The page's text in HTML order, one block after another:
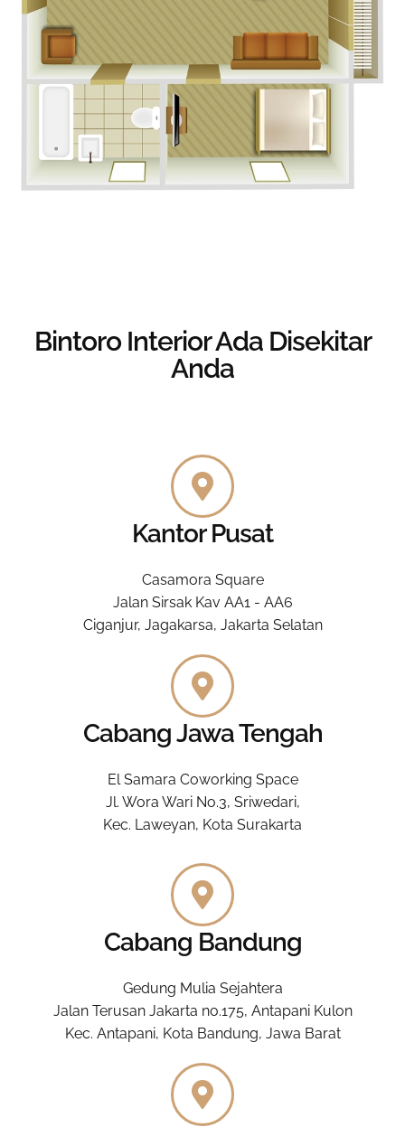
Bintoro InteriorAda Disekitar
Anda
Kantor Pusat
Casamora Square
Jalan Sirsak Kav AA1 - AA6
Ciganjur, Jagakarsa, Jakarta Selatan
Cabang Jawa Tengah
El Samara Coworking Space
Jl. Wora Wari No.3, Sriwedari,
Kec. Laweyan, Kota Surakarta
Cabang Bandung
Gedung Mulia Sejahtera
Jalan Terusan Jakarta no.175, Antapani Kulon
Kec. Antapani, Kota Bandung, Jawa Barat